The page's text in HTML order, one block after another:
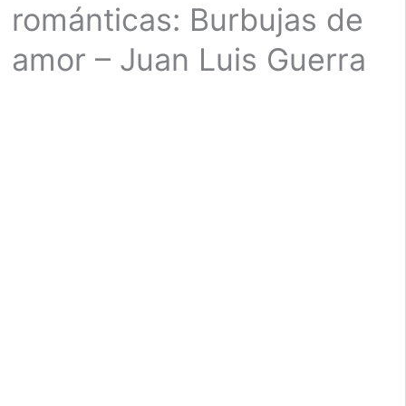
románticas: Burbujas de
amor – Juan Luis Guerra